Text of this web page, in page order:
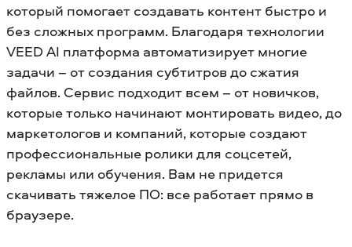
который помогает создавать контент быстро и
без сложных программ. Благодаря технологии
VEED AI платформа автоматизирует многие
задачи – от создания субтитров до сжатия
файлов. Сервис подходит всем – от новичков,
которые только начинают монтировать видео, до
маркетологов и компаний, которые создают
профессиональные ролики для соцсетей,
рекламы или обучения. Вам не придется
скачивать тяжелое ПО: все работает прямо в
браузере.